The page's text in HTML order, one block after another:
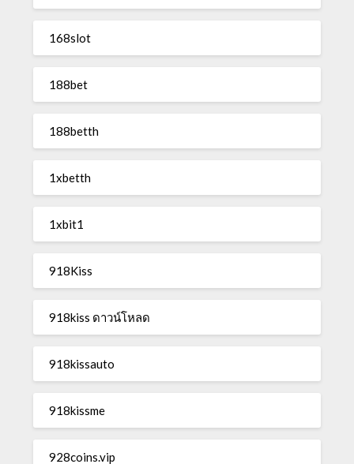
168slot
188bet
188betth
1xbetth
1xbit1
918Kiss
918kiss ดาวน์โหลด
918kissauto
918kissme
928coins.vip